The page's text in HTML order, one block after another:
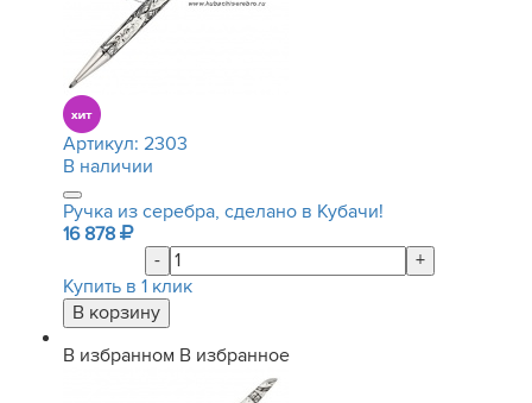
Артикул: 2303
В наличии
Ручка из серебра, сделано в Кубачи!
16 878
-
+
Купить в 1 клик
В избранном В избранное